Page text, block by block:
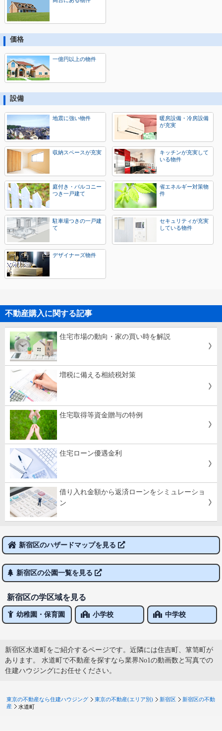
価格
一億円以上の物件
設備
地震に強い物件
暖房設備・冷房設備
が充実
収納スペースが充実
キッチンが充実して
いる物件
庭付き・バルコニー
つき一戸建て
省エネルギー対策物
件
駐車場つきの一戸建
て
セキュリティが充実
している物件
デザイナーズ物件
不動産購入に関する記事
住宅市場の動向・家の買い時を解説
増税に備える相続税対策
住宅取得等資金贈与の特例
住宅ローン優遇金利
借り入れ金額から返済ローンをシミュレーショ
ン
新宿区のハザードマップを見る
新宿区の公園一覧を見る
新宿区の学区域を見る
幼稚園・保育園 小学校 中学校
新宿区水道町をご紹介するページです。近隣には住吉町、箪笥町が
あります。 水道町で不動産を探すなら業界No1の動画数と写真での
住建ハウジングにお任せください。
東京の不動産なら住建ハウジング 東京の不動産(エリア別) 新宿区
新宿区の不動
産
水道町